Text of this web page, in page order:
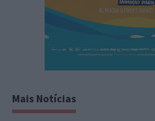
Mais Notícias